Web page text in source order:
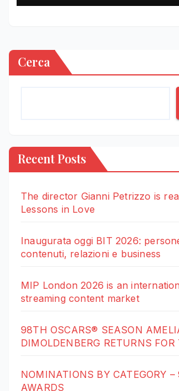
Cerca
Recent Posts
The director Gianni Petrizzo is
Lessons in Love
Inaugurata oggi BIT 2026:
contenuti, relazioni e business
MIP London 2026 is an
streaming content market
98TH OSCARS® SEASON
DIMOLDENBERG RETURNS
NOMINATIONS BY CATEGORY –
AWARDS